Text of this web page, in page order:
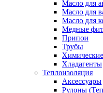
Масло для
Масло для
Масло для
Медные
Припои
Трубы
Хладагенты
Теплоизоляция
Аксессуары
Рулоны